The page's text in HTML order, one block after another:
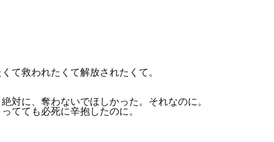
救われたくて解放されたくて。
に、奪わないでほしかった。それなのに。
ても必死に辛抱したのに。